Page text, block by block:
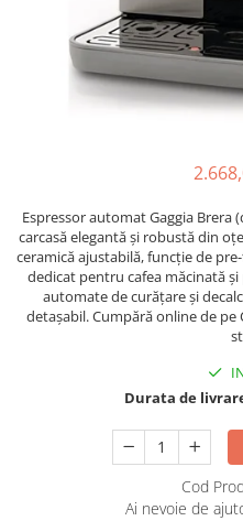
Cesti si farfurii
Consumabile
Cappucino instant
Ciocolata calda
Lapte instant
Stabilizatoare tensiune
Espressor automat Gaggia Brera
carcasă elegantă și robustă din
ceramică ajustabilă, funcție de
dedicat pentru cafea măcinată
automate de curățare și
detașabil. Cumpără online de
Durata de
Cod
Ai nevoie de